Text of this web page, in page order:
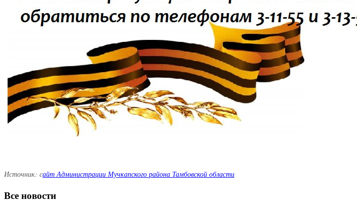
Источник: сайт Администрации Мучкапского района Тамбовской области
Все новости